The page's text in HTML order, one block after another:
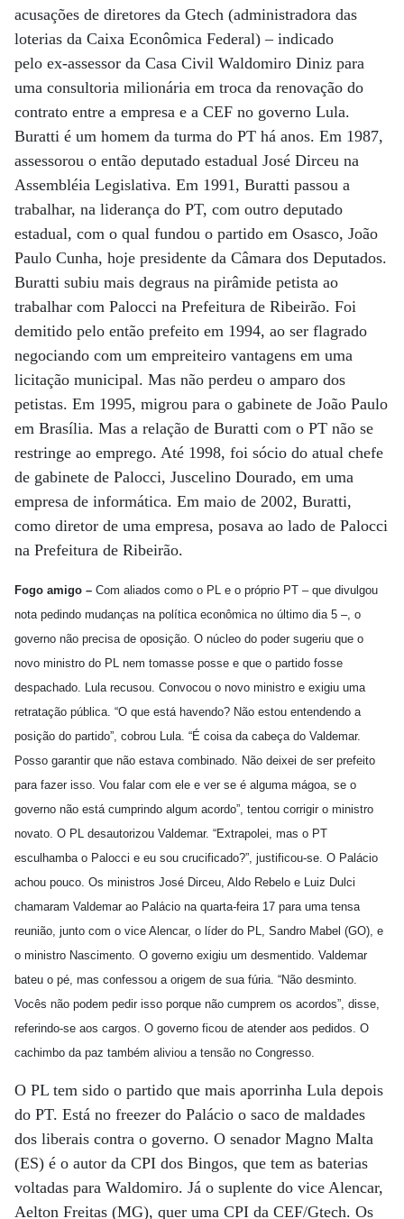
acusações de diretores da Gtech (administradora das
loterias da Caixa Econômica Federal) – indicado
pelo ex-assessor da Casa Civil Waldomiro Diniz para
uma consultoria milionária em troca da renovação do
contrato entre a empresa e a CEF no governo Lula.
Buratti é um homem da turma do PT há anos. Em 1987,
assessorou o então deputado estadual José Dirceu na
Assembléia Legislativa. Em 1991, Buratti passou a
trabalhar, na liderança do PT, com outro deputado
estadual, com o qual fundou o partido em Osasco, João
Paulo Cunha, hoje presidente da Câmara dos Deputados.
Buratti subiu mais degraus na pirâmide petista ao
trabalhar com Palocci na Prefeitura de Ribeirão. Foi
demitido pelo então prefeito em 1994, ao ser flagrado
negociando com um empreiteiro vantagens em uma
licitação municipal. Mas não perdeu o amparo dos
petistas. Em 1995, migrou para o gabinete de João Paulo
em Brasília. Mas a relação de Buratti com o PT não se
restringe ao emprego. Até 1998, foi sócio do atual chefe
de gabinete de Palocci, Juscelino Dourado, em uma
empresa de informática. Em maio de 2002, Buratti,
como diretor de uma empresa, posava ao lado de Palocci
na Prefeitura de Ribeirão.
Fogo amigo – Com aliados como o PL e o próprio PT – que divulgou
nota pedindo mudanças na política econômica no último dia 5 –, o
governo não precisa de oposição. O núcleo do poder sugeriu que o
novo ministro do PL nem tomasse posse e que o partido fosse
despachado. Lula recusou. Convocou o novo ministro e exigiu uma
retratação pública. “O que está havendo? Não estou entendendo a
posição do partido”, cobrou Lula. “É coisa da cabeça do Valdemar.
Posso garantir que não estava combinado. Não deixei de ser prefeito
para fazer isso. Vou falar com ele e ver se é alguma mágoa, se o
governo não está cumprindo algum acordo”, tentou corrigir o ministro
novato. O PL desautorizou Valdemar. “Extrapolei, mas o PT
esculhamba o Palocci e eu sou crucificado?”, justificou-se. O Palácio
achou pouco. Os ministros José Dirceu, Aldo Rebelo e Luiz Dulci
chamaram Valdemar ao Palácio na quarta-feira 17 para uma tensa
reunião, junto com o vice Alencar, o líder do PL, Sandro Mabel (GO), e
o ministro Nascimento. O governo exigiu um desmentido. Valdemar
bateu o pé, mas confessou a origem de sua fúria. “Não desminto.
Vocês não podem pedir isso porque não cumprem os acordos”, disse,
referindo-se aos cargos. O governo ficou de atender aos pedidos. O
cachimbo da paz também aliviou a tensão no Congresso.
O PL tem sido o partido que mais aporrinha Lula depois
do PT. Está no freezer do Palácio o saco de maldades
dos liberais contra o governo. O senador Magno Malta
(ES) é o autor da CPI dos Bingos, que tem as baterias
voltadas para Waldomiro. Já o suplente do vice Alencar,
Aelton Freitas (MG), quer uma CPI da CEF/Gtech. Os